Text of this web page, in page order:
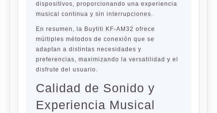
dispositivos, proporcionando una experiencia
musical continua y sin interrupciones.
En resumen, la Buytiti KF-AM32 ofrece
múltiples métodos de conexión que se
adaptan a distintas necesidades y
preferencias, maximizando la versatilidad y el
disfrute del usuario.
Calidad de Sonido y
Experiencia Musical